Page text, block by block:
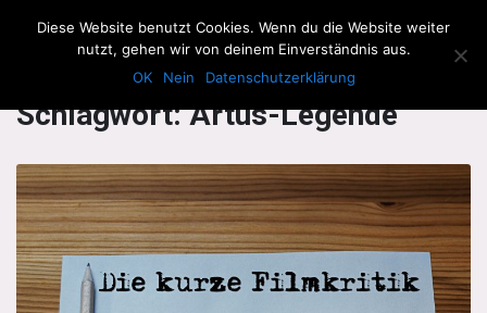
The Howling Men
Schlagwort:Artus-Legende
Diese Website benutzt Cookies. Wenn du die Website weiter
nutzt, gehen wir von deinem Einverständnis aus.
OK
Nein Datenschutzerklärung